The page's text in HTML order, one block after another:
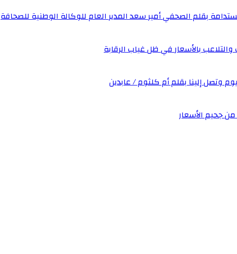
بقلم الصحفي أمير سعد المدير العام للوكالة الوطنية للصحافة
بالأسعار في ظل غياب الرقابة
وتصل إلينا بقلم أم كلثوم / عابدين
جحيم الأسعار